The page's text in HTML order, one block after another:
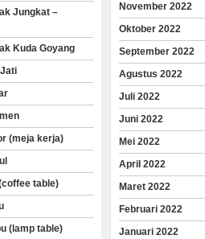
Jungkat –
Kuda Goyang
(meja kerja)
table)
(lamp table)
November 2022
Oktober 2022
September 2022
Agustus 2022
Juli 2022
Juni 2022
Mei 2022
April 2022
Maret 2022
Februari 2022
Januari 2022